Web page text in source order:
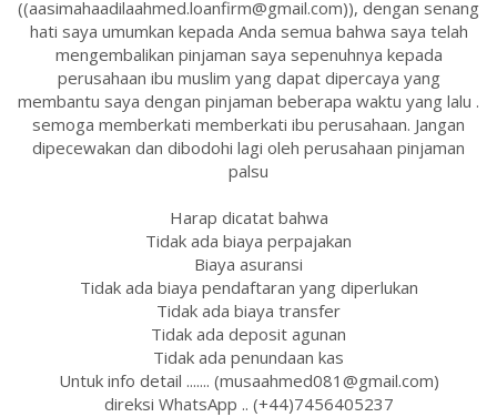
((aasimahaadilaahmed.loanfirm@gmail.com)), dengan senang
hati saya umumkan kepada Anda semua bahwa saya telah
mengembalikan pinjaman saya sepenuhnya kepada
perusahaan ibu muslim yang dapat dipercaya yang
membantu saya dengan pinjaman beberapa waktu yang lalu .
semoga memberkati memberkati ibu perusahaan. Jangan
dipecewakan dan dibodohi lagi oleh perusahaan pinjaman
palsu
Harap dicatat bahwa
Tidak ada biaya perpajakan
Biaya asuransi
Tidak ada biaya pendaftaran yang diperlukan
Tidak ada biaya transfer
Tidak ada deposit agunan
Tidak ada penundaan kas
Untuk info detail ....... (musaahmed081@gmail.com)
direksi WhatsApp .. (+44)7456405237